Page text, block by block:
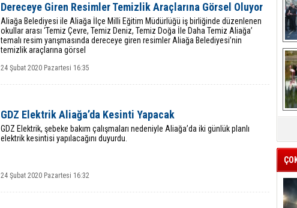
Dereceye Giren Resimler Temizlik Araçlarına Görsel Oluyor
Aliağa Belediyesi ile Aliağa İlçe Milli Eğitim Müdürlüğü iş birliğinde düzenlenen
okullar arası ‘Temiz Çevre, Temiz Deniz, Temiz Doğa İle Daha Temiz Aliağa’
temalı resim yarışmasında dereceye giren resimler Aliağa Belediyesi’nin
temizlik araçlarına görsel
24 Şubat 2020 Pazartesi 16:35
GDZ Elektrik Aliağa’da Kesinti Yapacak
GDZ Elektrik, şebeke bakım çalışmaları nedeniyle Aliağa’da iki günlük planlı
elektrik kesintisi yapılacağını duyurdu.
24 Şubat 2020 Pazartesi 16:32